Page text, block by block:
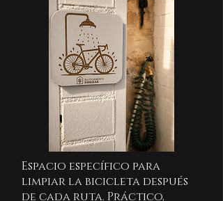
Espacio específico para
limpiar la bicicleta después
de cada ruta. Práctico,